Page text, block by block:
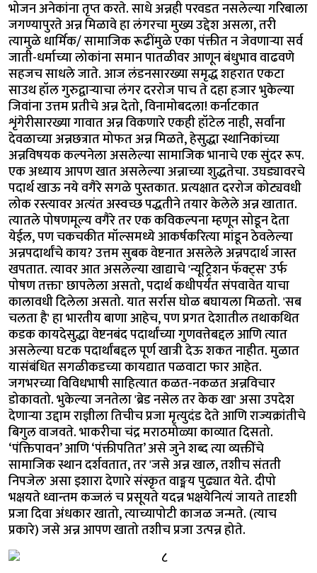
भोजन अनेकांना तृप्त करते. साधे अन्नही परवडत नसलेल्या गरिबाला
जगण्यापुरते अन्न मिळावे हा लंगरचा मुख्य उद्देश असला, तरी
त्यामुळे धार्मिक/ सामाजिक रूढींमुळे एका पंक्तीत न जेवणाऱ्या सर्व
जाती-धर्माच्या लोकांना समान पातळीवर आणून बंधुभाव वाढवणे
सहजच साधले जाते. आज लंडनसारख्या समृद्ध शहरात एकटा
साउथ हॉल गुरुद्वाऱ्याचा लंगर दररोज पाच ते दहा हजार भुकेल्या
जिवांना उत्तम प्रतीचे अन्न देतो, विनामोबदला! कर्नाटकात
शृंगेरीसारख्या गावात अन्न विकणारे एकही हॉटेल नाही, सर्वांना
देवळाच्या अन्नछत्रात मोफत अन्न मिळते, हेसुद्धा स्थानिकांच्या
अन्नविषयक कल्पनेला असलेल्या सामाजिक भानाचे एक सुंदर रूप.
एक अध्याय आपण खात असलेल्या अन्नाच्या शुद्धतेचा. उघड्यावरचे
पदार्थ खाऊ नये वगैरे सगळे पुस्तकात. प्रत्यक्षात दररोज कोट्यवधी
लोक रस्त्यावर अत्यंत अस्वच्छ पद्धतीने तयार केलेले अन्न खातात.
त्यातले पोषणमूल्य वगैरे तर एक कविकल्पना म्हणून सोडून देता
येईल, पण चकचकीत मॉल्समध्ये आकर्षकरित्या मांडून ठेवलेल्या
अन्नपदार्थांचे काय? उत्तम सुबक वेष्टनात असलेले अन्नपदार्थ जास्त
खपतात. त्यावर आत असलेल्या खाद्याचे 'न्यूट्रिशन फॅक्ट्स' उर्फ
पोषण तक्ता' छापलेला असतो, पदार्थ कधीपर्यंत संपवावेत याचा
कालावधी दिलेला असतो. यात सर्रास घोळ बघायला मिळतो. 'सब
चलता है' हा भारतीय बाणा आहेच, पण प्रगत देशातील तथाकथित
कडक कायदेसुद्धा वेष्टनबंद पदार्थांच्या गुणवत्तेबद्दल आणि त्यात
असलेल्या घटक पदार्थांबद्दल पूर्ण खात्री देऊ शकत नाहीत. मुळात
यासंबंधित सगळीकडच्या कायद्यात पळवाटा फार आहेत.
जगभरच्या विविधभाषी साहित्यात कळत-नकळत अन्नविचार
डोकावतो. भुकेल्या जनतेला 'ब्रेड नसेल तर केक खा' असा उपदेश
देणाऱ्या उद्दाम राज्ञीला तिचीच प्रजा मृत्युदंड देते आणि राज्यक्रांतीचे
बिगुल वाजवते. भाकरीचा चंद्र मराठमोळ्या काव्यात दिसतो.
‘पंक्तिपावन’ आणि ‘पंक्तीपतित’ असे जुने शब्द त्या व्यक्तींचे
सामाजिक स्थान दर्शवतात, तर 'जसे अन्न खाल, तशीच संतती
निपजेल' असा इशारा देणारे संस्कृत वाङ्मय पुढ्यात येते. दीपो
भक्षयते ध्वान्तम कज्जलं च प्रसूयते यदन्न भक्षयेनित्यं जायते तादृशी
प्रजा दिवा अंधकार खातो, त्याच्यापोटी काजळ जन्मते. (त्याच
प्रकारे) जसे अन्न आपण खातो तशीच प्रजा उत्पन्न होते.